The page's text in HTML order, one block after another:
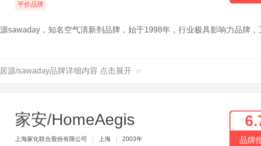
平价品牌
sawaday，知名空气清新剂品牌，始于1998年，行业极具影响力品牌，
源/sawaday品牌详细内容 点击展开
家安/HomeAegis
上海家化联合股份有限公司 上海 2003年 品牌